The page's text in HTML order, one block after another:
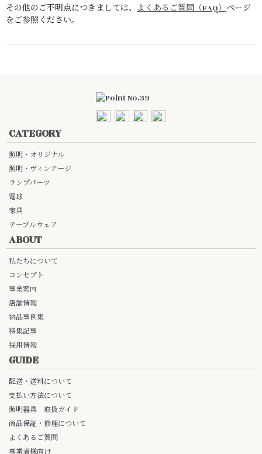
その他のご不明点につきましては、 よくあるご質問（FAQ）ページ
をご参照ください。
CATEGORY
照明・オリジナル
照明・ヴィンテージ
ランプパーツ
電球
家具
テーブルウェア
ABOUT
私たちについて
コンセプト
事業案内
店舗情報
納品事例集
特集記事
採用情報
GUIDE
配送・送料について
支払い方法について
照明器具 取扱ガイド
商品保証・修理について
よくあるご質問
事業者様向け